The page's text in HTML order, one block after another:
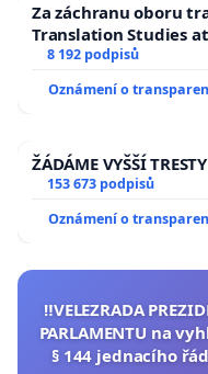
Za záchranu oboru
Translation Studies
University
8 192 podpisů
Oznámení o
ŽÁDÁME VYŠŠÍ
153 673 podpisů
Oznámení o
‼️VELEZRADA
PARLAMENTU na
§ 144 jednacího